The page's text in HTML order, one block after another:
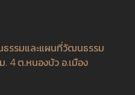
รรมและแผนที่วัฒนธรรม
4 ต.หนองบัว อ.เมือง